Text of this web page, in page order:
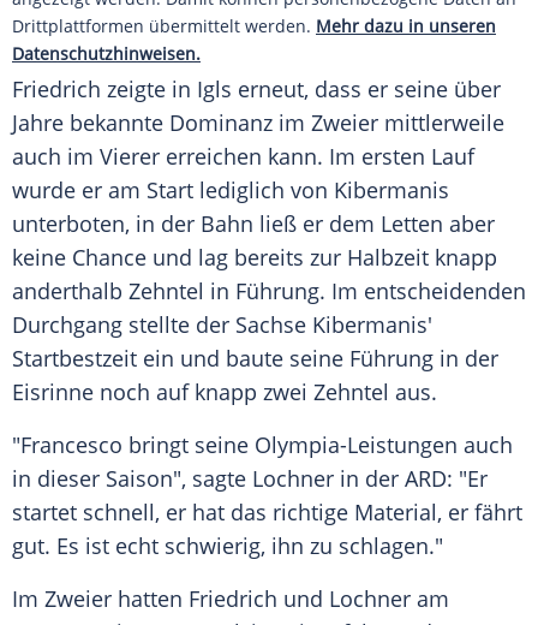
Drittplattformen übermittelt werden. Mehr dazu in unseren
Datenschutzhinweisen.
Friedrich zeigte in Igls erneut, dass er seine über
Jahre bekannte Dominanz im Zweier mittlerweile
auch im Vierer erreichen kann. Im ersten Lauf
wurde er am Start lediglich von Kibermanis
unterboten, in der Bahn ließ er dem Letten aber
keine Chance und lag bereits zur Halbzeit knapp
anderthalb Zehntel in Führung. Im entscheidenden
Durchgang stellte der Sachse Kibermanis'
Startbestzeit ein und baute seine Führung in der
Eisrinne noch auf knapp zwei Zehntel aus.
"Francesco bringt seine Olympia-Leistungen auch
in dieser Saison", sagte Lochner in der ARD: "Er
startet schnell, er hat das richtige Material, er fährt
gut. Es ist echt schwierig, ihn zu schlagen."
Im Zweier hatten Friedrich und Lochner am